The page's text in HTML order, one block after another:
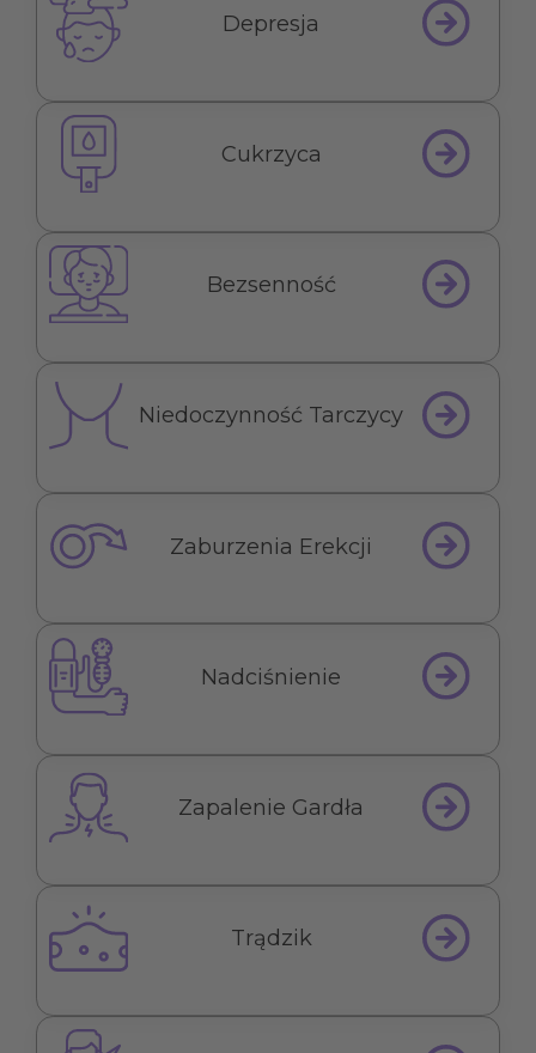
Depresja
Cukrzyca
Bezsenność
Niedoczynność Tarczycy
Zaburzenia Erekcji
Nadciśnienie
Zapalenie Gardła
Trądzik